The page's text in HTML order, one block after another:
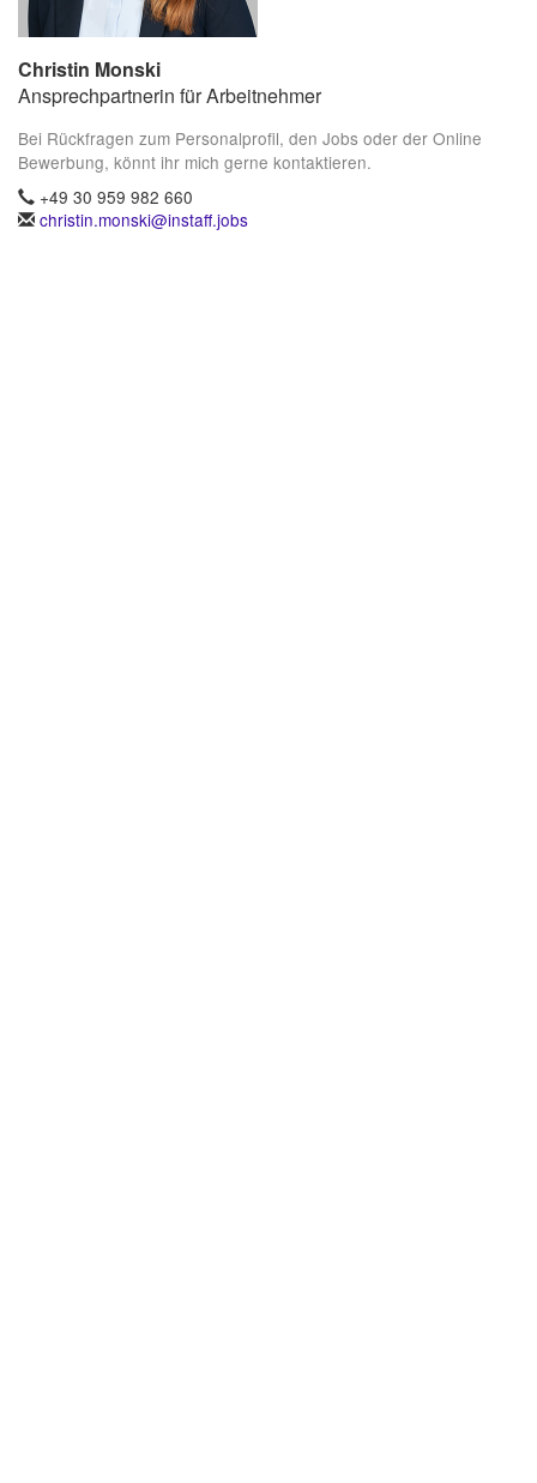
Christin Monski
Ansprechpartnerin für Arbeitnehmer
Bei Rückfragen zum Personalprofil, den Jobs oder der Online
Bewerbung, könnt ihr mich gerne kontaktieren.
+49 30 959 982 660
christin.monski@instaff.jobs